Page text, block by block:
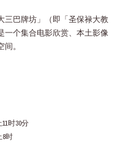
三巴牌坊」（即「圣保禄大教
一个集合电影欣赏、本土影像
。
时30分
8时